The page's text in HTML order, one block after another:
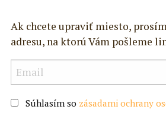
Ak chcete upraviť miesto,
adresu, na ktorú Vám pošleme
Súhlasím so zásadami ochrany